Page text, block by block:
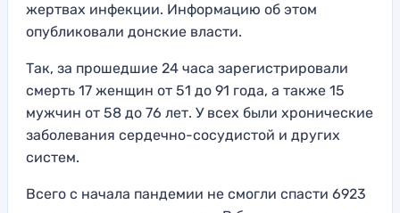
жертвах инфекции. Информацию об этом
опубликовали донские власти.
Так, за прошедшие 24 часа зарегистрировали
смерть 17 женщин от 51 до 91 года, а также 15
мужчин от 58 до 76 лет. У всех были хронические
заболевания сердечно-сосудистой и других
систем.
Всего с начала пандемии не смогли спасти 6923